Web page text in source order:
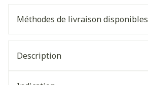
Méthodes de livraison disponibles
Description